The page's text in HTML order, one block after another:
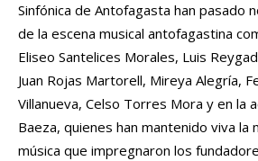
Sinfónica de Antofagasta han pasado
de la escena musical antofagastina
Eliseo Santelices Morales, Luis
Juan Rojas Martorell, Mireya Alegría,
Villanueva, Celso Torres Mora y en la
Baeza, quienes han mantenido viva la
música que impregnaron los